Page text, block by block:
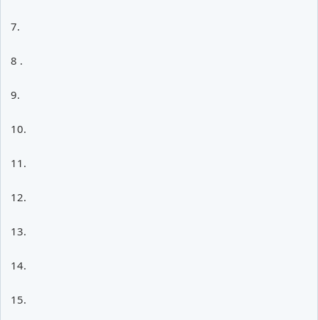
7.
8 .
9.
10.
11.
12.
13.
14.
15.